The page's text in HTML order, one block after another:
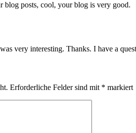
blog posts, cool, your blog is very good.
very interesting. Thanks. I have a
Erforderliche Felder sind mit * markiert